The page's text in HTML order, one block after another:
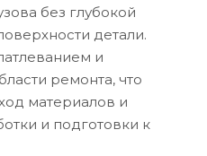
без глубокой
детали.
и
ремонта, что
материалов и
и подготовки к